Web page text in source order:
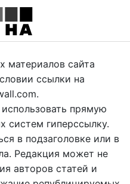
материалов сайта
ссылки на
прямую
систем гиперссылку.
в подзаголовке или в
Редакция может не
авторов статей и